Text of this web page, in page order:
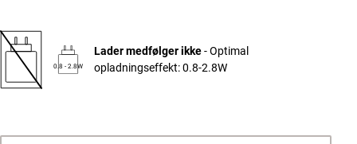
Log ind
Kundeservice
Byg med Lyd0.8 - 2.8W
Lader medfølger ikke- Optimal
opladningseffekt: 0.8-2.8W